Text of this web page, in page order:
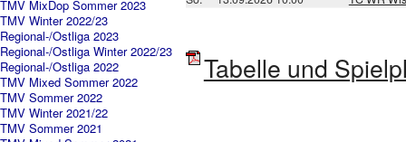
TMV MixDop Sommer 2023
TMV Winter 2022/23
Regional-/Ostliga 2023
Regional-/Ostliga Winter 2022/23
Regional-/Ostliga 2022
TMV Mixed Sommer 2022
TMV Sommer 2022
TMV Winter 2021/22
TMV Sommer 2021
Tabelle und